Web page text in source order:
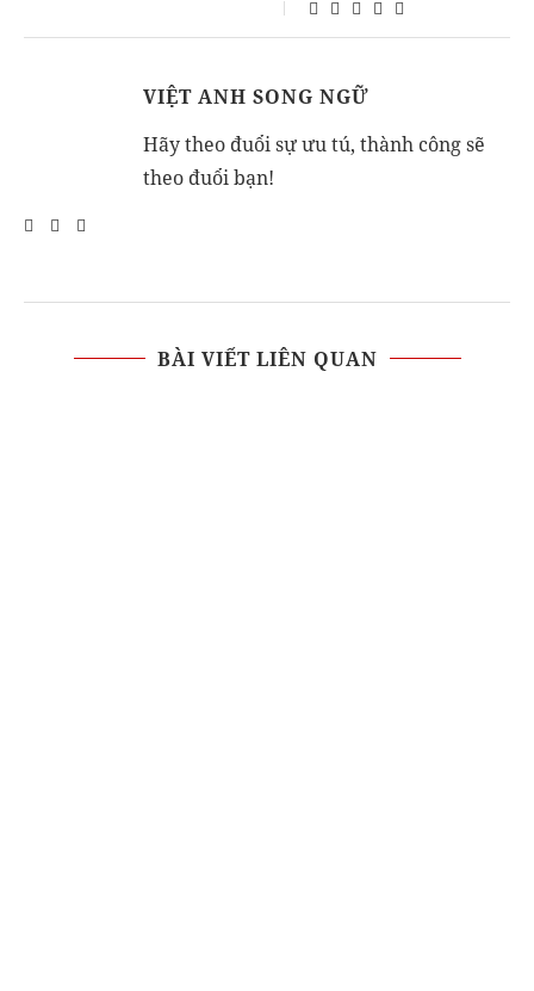
VIỆT ANH SONG NGỮ
Hãy theo đuổi sự ưu tú, thành công sẽ
theo đuổi bạn!
BÀI VIẾT LIÊN QUAN